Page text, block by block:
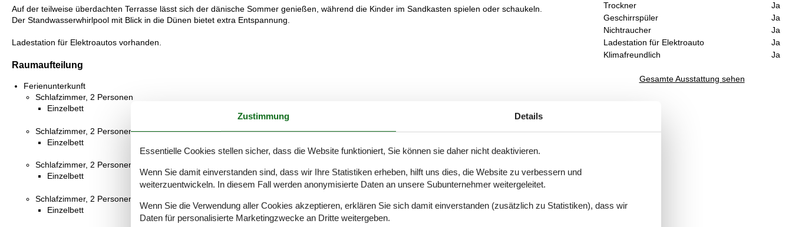
Trockner
Ja
Geschirrspüler
Ja
Nichtraucher
Ja
Ladestation für Elektroauto
Ja
Klimafreundlich
Ja
Gesamte Ausstattung sehen
Auf der teilweise überdachten Terrasse lässt sich der dänische Sommer genießen, während die Kinder im Sandkasten spielen oder schaukeln.
Der Standwasserwhirlpool mit Blick in die Dünen bietet extra Entspannung.
Ladestation für Elektroautos vorhanden.
Raumaufteilung
Ferienunterkunft
Schlafzimmer, 2 Personen
Einzelbett
Schlafzimmer, 2 Personen
Einzelbett
Schlafzimmer, 2 Personen
Einzelbett
Schlafzimmer, 2 Personen
Einzelbett
Zustimmung Details
Essentielle Cookies stellen sicher, dass die Website funktioniert, Sie können sie daher nicht deaktivieren.
Wenn Sie damit einverstanden sind, dass wir Ihre Statistiken erheben, hilft uns dies, die Website zu verbessern und
weiterzuentwickeln. In diesem Fall werden anonymisierte Daten an unsere Subunternehmer weitergeleitet.
Wenn Sie die Verwendung aller Cookies akzeptieren, erklären Sie sich damit einverstanden (zusätzlich zu Statistiken), dass wir
Daten für personalisierte Marketingzwecke an Dritte weitergeben.